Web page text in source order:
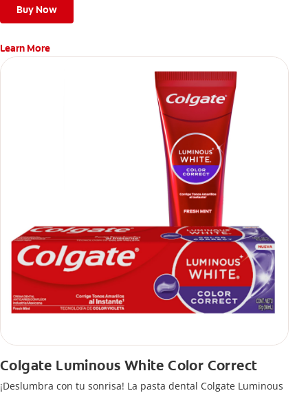
Buy Now
Learn More
Colgate Luminous White Color Correct
¡Deslumbra con tu sonrisa! La pasta dental Colgate Luminous